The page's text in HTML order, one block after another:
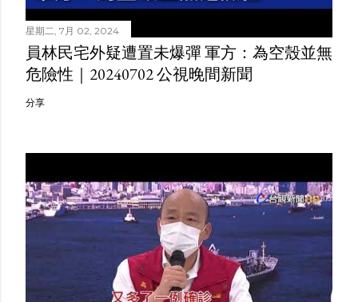
星期二, 7月 02, 2024
員林民宅外疑遭置未爆彈 軍方：為空殼並無
危險性｜20240702 公視晚間新聞
分享